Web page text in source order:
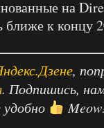
на
ближе к концу
,
. Подпишись,